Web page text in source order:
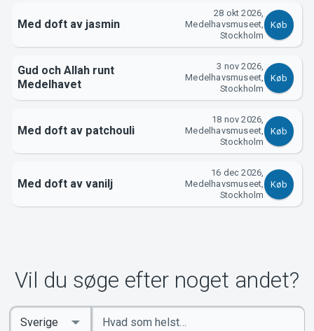
Om Tickster
Med doft av jasmin
28 okt 2026,
Medelhavsmuseet,
Stockholm
Køb
Gud och Allah runt
Medelhavet
3 nov 2026,
Medelhavsmuseet,
Stockholm
Køb
Med doft av patchouli
18 nov 2026,
Medelhavsmuseet,
Stockholm
Køb
Med doft av vanilj
16 dec 2026,
Medelhavsmuseet,
Stockholm
Køb
Vil du søge efter noget andet?
Indtast
Select